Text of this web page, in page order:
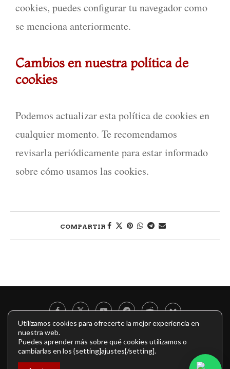
cookies, puedes configurar tu navegador como
se menciona anteriormente.
Cambios en nuestra política de
cookies
Podemos actualizar esta política de cookies en
cualquier momento. Te recomendamos
revisarla periódicamente para estar informado
sobre cómo usamos las cookies.
COMPARTIR
Aviso legal Política de cookies Política de privacidad
Utilizamos cookies para ofrecerte la mejor experiencia en
nuestra web.
Puedes aprender más sobre qué cookies utilizamos o
cambiarlas en los {setting]ajustes{/setting].